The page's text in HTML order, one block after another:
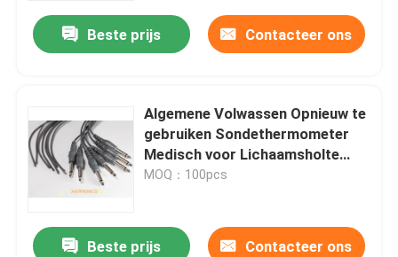
Beste prijs Contacteer ons
Algemene Volwassen Opnieuw te
gebruiken Sondethermometer
Medisch voor Lichaamsholte
HF403
MOQ：100pcs
Beste prijs Contacteer ons